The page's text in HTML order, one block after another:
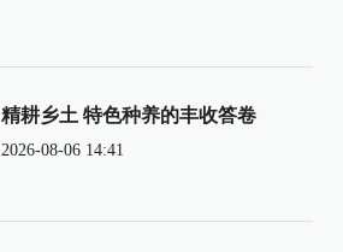
精耕乡土 特色种养的丰收答卷
2026-08-06 14:41